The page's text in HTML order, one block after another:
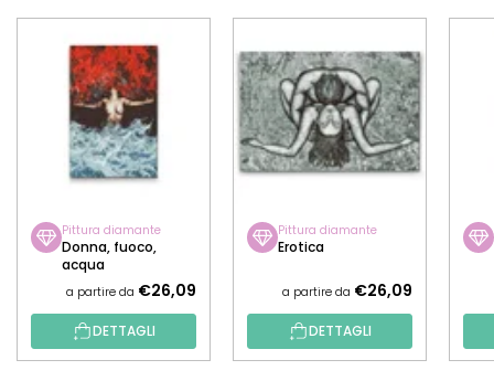
Pittura diamante
Donna, fuoco,
acqua
a partire da €26,09
DETTAGLI
Pittura diamante
Erotica
a partire da €26,09
DETTAGLI